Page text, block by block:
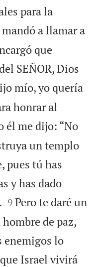
para la
a llamar a
que
SEÑOR, Dios
mío, yo quería
honrar al
él me dijo: “No
un templo
pues tú has
y has dado


9 Pero te daré un
de paz,
enemigos lo
Israel vivirá